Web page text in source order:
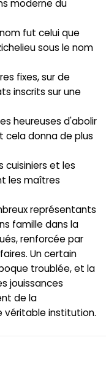
moderne du
fut celui que
sous le nom
fixes, sur de
inscrits sur une
heureuses d'abolir
cela donna de plus
cuisiniers et les
les maîtres
représentants
famille dans la
renforcée par
Un certain
troublée, et la
jouissances
de la
véritable institution.